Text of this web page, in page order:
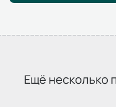
Ещё несколько